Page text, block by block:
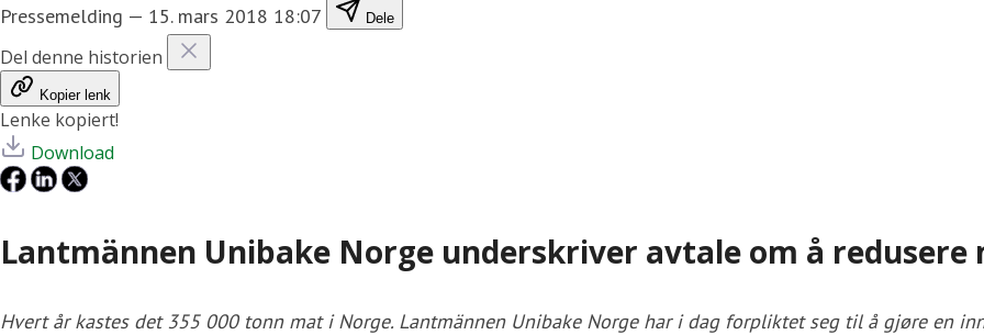
Pressemelding — 15. mars 2018 18:07 Dele
Del denne historien
Kopier lenk
Lenke kopiert!
Download
Lantmännen Unibake Norge underskriver avtale om å redusere
Hvert år kastes det 355 000 tonn mat i Norge. Lantmännen Unibake Norge har i dag forpliktet seg til å gjøre en